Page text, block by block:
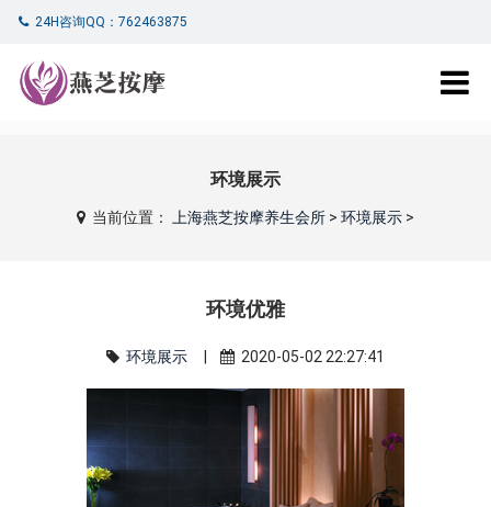
24H咨询QQ：762463875
环境展示
当前位置： 上海燕芝按摩养生会所> 环境展示>
环境优雅
环境展示| 2020-05-02 22:27:41